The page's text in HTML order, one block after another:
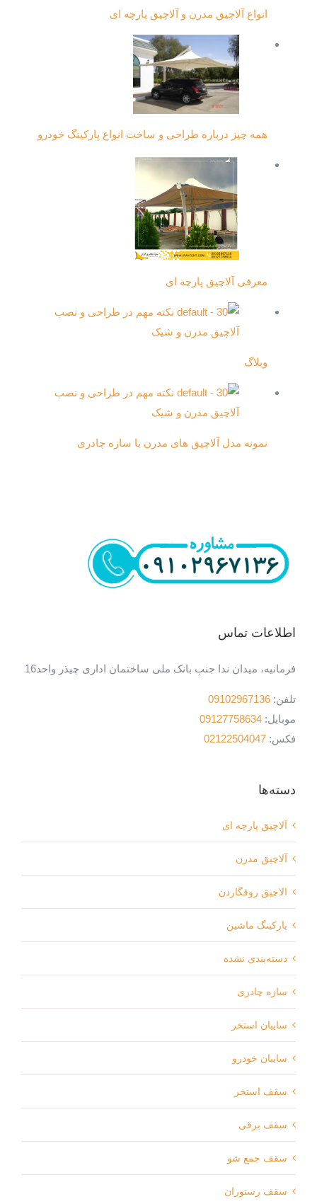
انواع آلاچیق مدرن و آلاچیق پارچه ای
همه چیز درباره طراحی و ساخت انواع پارکینگ خودرو
معرفی آلاچیق پارچه ای
وبلاگ
نمونه مدل آلاچیق های مدرن با سازه چادری
اطلاعات تماس
فرمانیه، میدان ندا جنب بانک ملی ساختمان اداری چیذر واحد16
تلفن: 09102967136
موبایل: 09127758634
فکس: 02122504047
دسته‌ها
آلاچیق پارچه ای
آلاچیق مدرن
الاچیق روفگاردن
پارکینگ ماشین
دسته‌بندی نشده
سازه چادری
سایبان استخر
سایبان خودرو
سقف استخر
سقف برقی
سقف جمع شو
سقف رستوران